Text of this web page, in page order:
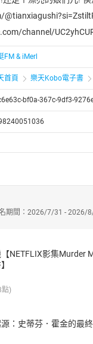
channel/
FM & iMerl
首頁 樂天Kobo電子書
bf0a-367c-9df3-
期間：2026/7/31 - 2026/
NETFLIX影集Murder
點)
：史蒂芬．霍金的最終